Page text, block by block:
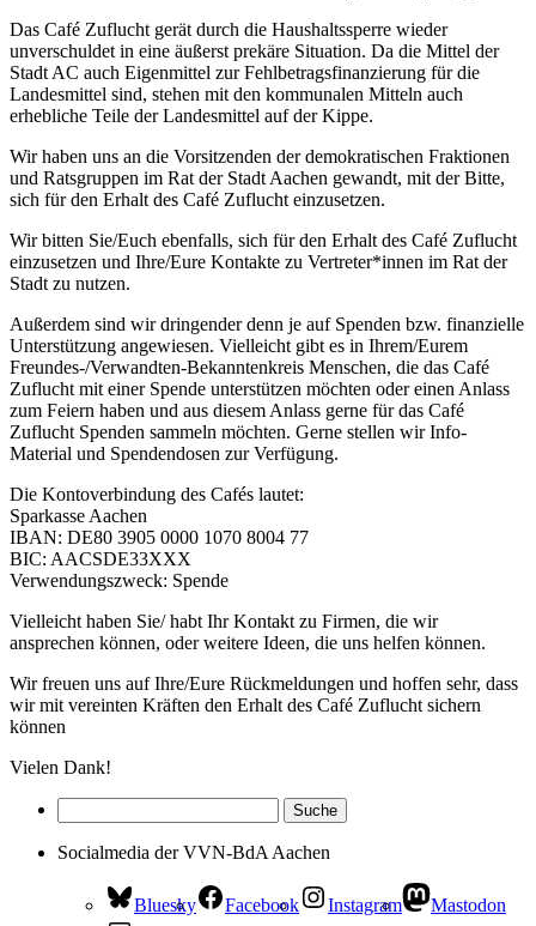
Das Café Zuflucht gerät durch die Haushaltssperre wieder
unverschuldet in eine äußerst prekäre Situation. Da die Mittel der
Stadt AC auch Eigenmittel zur Fehlbetragsfinanzierung für die
Landesmittel sind, stehen mit den kommunalen Mitteln auch
erhebliche Teile der Landesmittel auf der Kippe.
Wir haben uns an die Vorsitzenden der demokratischen Fraktionen
und Ratsgruppen im Rat der Stadt Aachen gewandt, mit der Bitte,
sich für den Erhalt des Café Zuflucht einzusetzen.
Wir bitten Sie/Euch ebenfalls, sich für den Erhalt des Café Zuflucht
einzusetzen und Ihre/Eure Kontakte zu Vertreter*innen im Rat der
Stadt zu nutzen.
Außerdem sind wir dringender denn je auf Spenden bzw. finanzielle
Unterstützung angewiesen. Vielleicht gibt es in Ihrem/Eurem
Freundes-/Verwandten-Bekanntenkreis Menschen, die das Café
Zuflucht mit einer Spende unterstützen möchten oder einen Anlass
zum Feiern haben und aus diesem Anlass gerne für das Café
Zuflucht Spenden sammeln möchten. Gerne stellen wir Info-
Material und Spendendosen zur Verfügung.
Die Kontoverbindung des Cafés lautet:
Sparkasse Aachen
IBAN: DE80 3905 0000 1070 8004 77
BIC: AACSDE33XXX
Verwendungszweck: Spende
Vielleicht haben Sie/ habt Ihr Kontakt zu Firmen, die wir
ansprechen können, oder weitere Ideen, die uns helfen können.
Wir freuen uns auf Ihre/Eure Rückmeldungen und hoffen sehr, dass
wir mit vereinten Kräften den Erhalt des Café Zuflucht sichern
können
Vielen Dank!
Socialmedia der VVN-BdA Aachen
Bluesky Facebook Instagram Mastodon